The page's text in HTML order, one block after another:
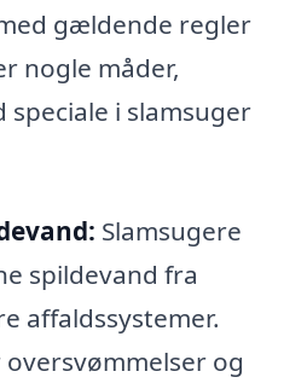
gældende regler
nogle måder,
i slamsuger
Slamsugere
spildevand fra
affaldssystemer.
og